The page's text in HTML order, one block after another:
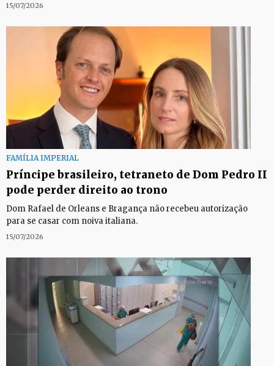
15/07/2026
FAMÍLIA IMPERIAL
Príncipe brasileiro, tetraneto de Dom Pedro II
pode perder direito ao trono
Dom Rafael de Orleans e Bragança não recebeu autorização
para se casar com noiva italiana.
15/07/2026